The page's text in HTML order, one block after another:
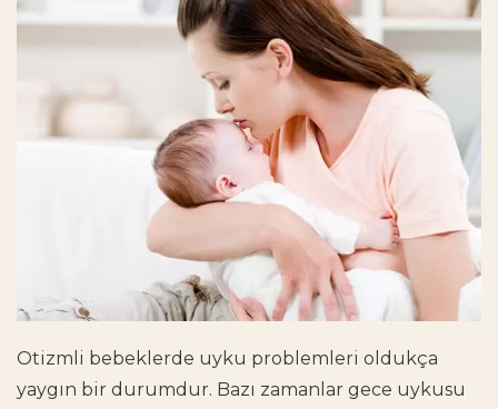
Otizmli bebeklerde uyku problemleri oldukça
yaygın bir durumdur. Bazı zamanlar gece uykusu